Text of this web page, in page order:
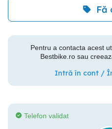
Fă
Pentru a contacta acest
Bestbike.ro sau
Intră în cont /
Telefon validat